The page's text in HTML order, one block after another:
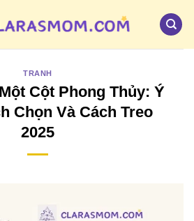
TRANH
Cột Phong Thủy: Ý
Chọn Và Cách Treo
2025